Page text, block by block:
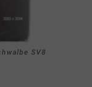
SV8